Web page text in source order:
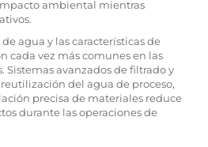
ambiental mientras
agua y las características de
cada vez más comunes en las
Sistemas avanzados de filtrado y
del agua de proceso,
precisa de materiales reduce
durante las operaciones de